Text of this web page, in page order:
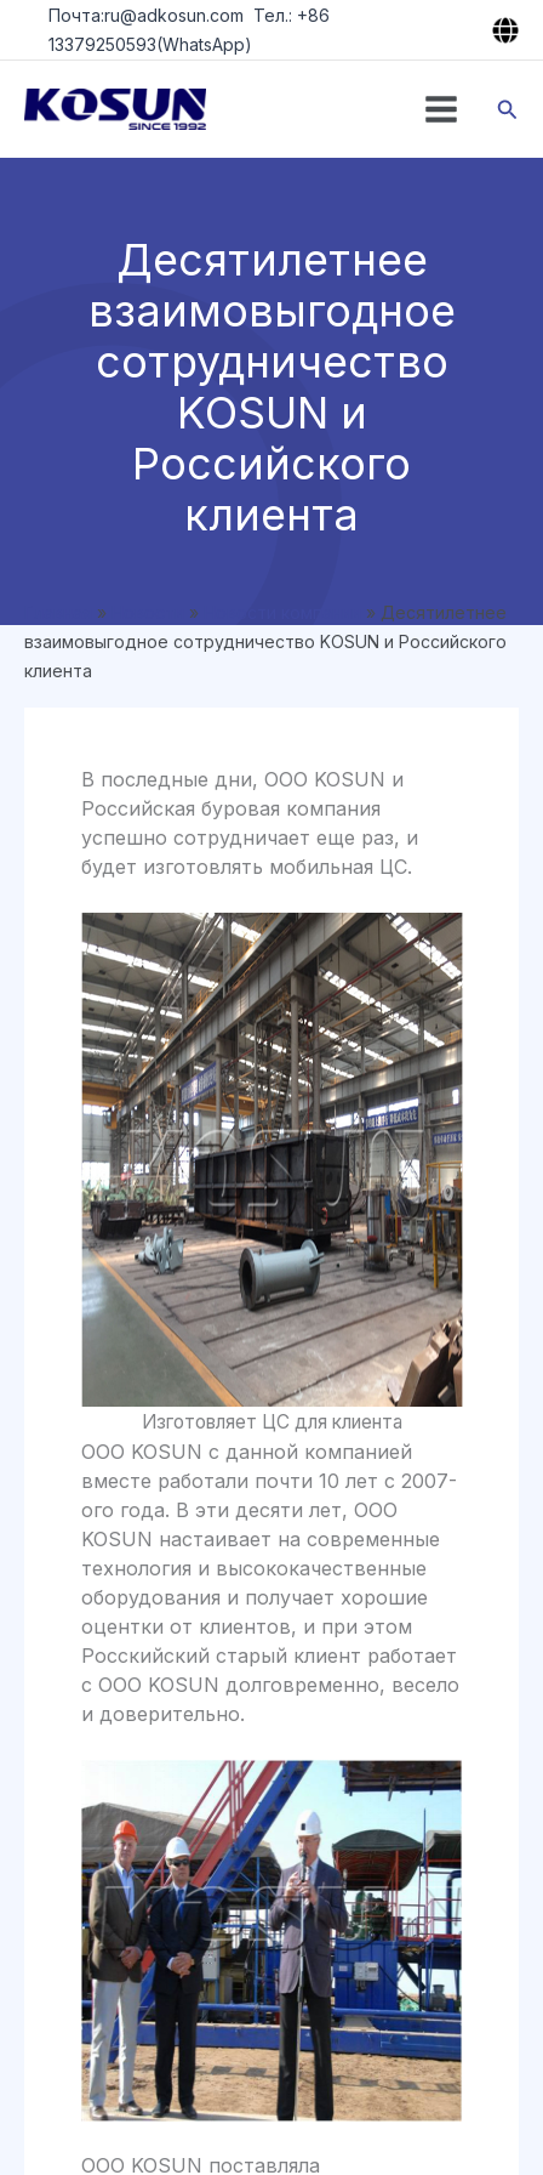
ПерейтиПочта:ru@adkosun.com Тел.: +86
13379250593(WhatsApp)
Десятилетнее
взаимовыгодное
сотрудничество
KOSUN и
Российского
клиента
» » » Десятилетнее
взаимовыгодное сотрудничество KOSUN и Российского
клиента
В последные дни, ООО KOSUN и
Российская буровая компания
успешно сотрудничает еще раз, и
будет изготовлять мобильная ЦС.
Изготовляет ЦС для клиента
ООО KOSUN с данной компанией
вместе работали почти 10 лет с 2007-
ого года. В эти десяти лет, ООО
KOSUN настаивает на современные
технология и высококачественные
оборудования и получает хорошие
оцентки от клиентов, и при этом
Росскийский старый клиент работает
с ООО KOSUN долговременно, весело
и доверительно.
ООО KOSUN поставляла